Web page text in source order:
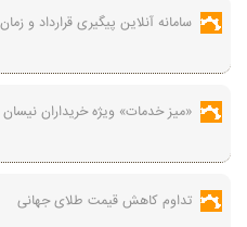
سامانه آنلاین پیگیری قرارداد‌ و
«میز خدمات» ویژه خریداران نیسان
تداوم کاهش قیمت طلای جهانی